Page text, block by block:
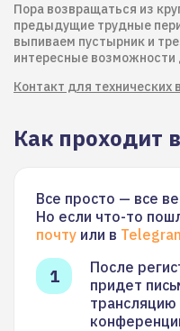
Пора возвращаться из
предыдущие трудные
выпиваем пустырник и
интересные возможности
Контакт для технических
Как проходит
Все просто — все
Но если что-то
почту или в
После
придет
трансляцию